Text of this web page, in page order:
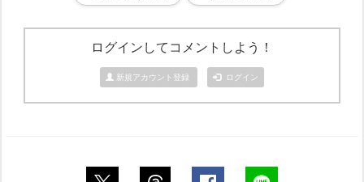
ログインしてコメントしよう！
新規アカウント登録 ログイン